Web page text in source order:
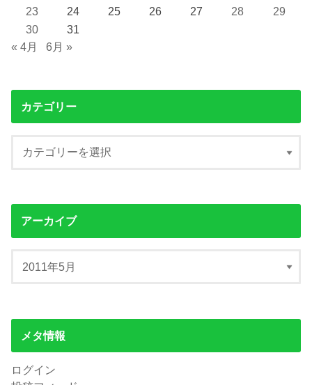
23
24 25 26 27 28
29
30
31
« 4月
6月 »
カテゴリー
アーカイブ
メタ情報
ログイン